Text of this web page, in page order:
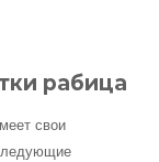
рабица
свои